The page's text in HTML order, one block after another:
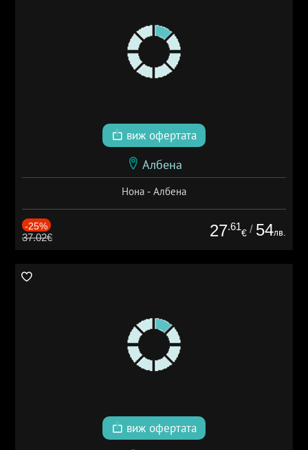
виж офертата
Албена
Нона - Албена
-25%
37.02€ 27.61
€ / 54лв.
виж офертата